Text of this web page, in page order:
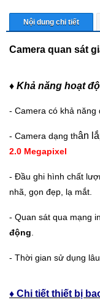
Nội dung chi tiết
Camera quan sát
♦ Khả năng hoạt
- Camera có khả năng
- Camera dạng thân
2.0 Megapixel
- Đầu ghi hình chất
nhã, gọn đẹp, lạ mắt.
- Quan sát qua mạng
động.
- Thời gian sử dụng
♦ Chi tiết thiết bị